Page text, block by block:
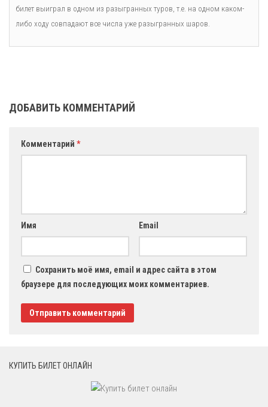
билет выиграл в одном из разыгранных туров, т.е. на одном каком-
либо ходу совпадают все числа уже разыгранных шаров.
ДОБАВИТЬ КОММЕНТАРИЙ
Комментарий *
Имя Email
Сохранить моё имя, email и адрес сайта в этом
браузере для последующих моих комментариев.
КУПИТЬ БИЛЕТ ОНЛАЙН